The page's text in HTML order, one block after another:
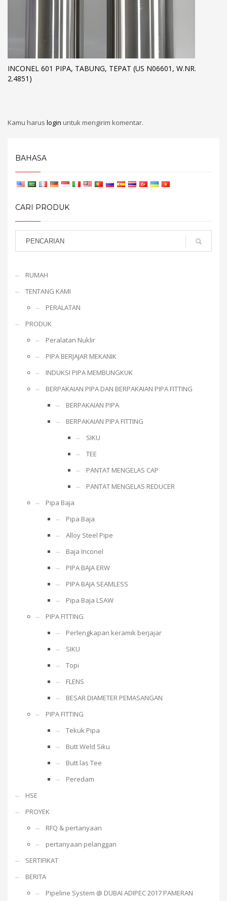
INCONEL 601 PIPA, TABUNG, TEPAT (US N06601, W.NR.
2.4851)
Kamu harus login untuk mengirim komentar.
BAHASA
CARI PRODUK
RUMAH
TENTANG KAMI
PERALATAN
PRODUK
Peralatan Nuklir
PIPA BERJAJAR MEKANIK
INDUKSI PIPA MEMBUNGKUK
BERPAKAIAN PIPA DAN BERPAKAIAN PIPA FITTING
BERPAKAIAN PIPA
BERPAKAIAN PIPA FITTING
SIKU
TEE
PANTAT MENGELAS CAP
PANTAT MENGELAS REDUCER
Pipa Baja
Pipa Baja
Alloy Steel Pipe
Baja Inconel
PIPA BAJA ERW
PIPA BAJA SEAMLESS
Pipa Baja LSAW
PIPA FITTING
Perlengkapan keramik berjajar
SIKU
Topi
FLENS
BESAR DIAMETER PEMASANGAN
PIPA FITTING
Tekuk Pipa
Butt Weld Siku
Butt las Tee
Peredam
HSE
PROYEK
RFQ & pertanyaan
pertanyaan pelanggan
SERTIFIKAT
BERITA
Pipeline System @ DUBAI ADIPEC 2017 PAMERAN